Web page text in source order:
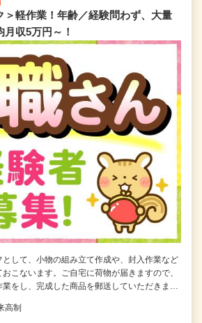
＞軽作業！年齢／経験問わず、大量
収5万円～！
として、小物の組み立て作成や、封入作業など
こないます。ご自宅に荷物が届きますので、
業をし、完成した商品を郵送していただきま…
高制